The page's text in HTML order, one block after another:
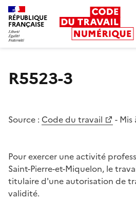
RÉPUBLIQUE
FRANÇAISE
R5523-3
Source : Code du travail - Mis
Pour exercer une activité
Saint-Pierre-et-Miquelon, le
titulaire d'une autorisation de
validité.